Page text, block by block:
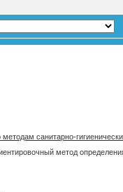
санитарно-
метод